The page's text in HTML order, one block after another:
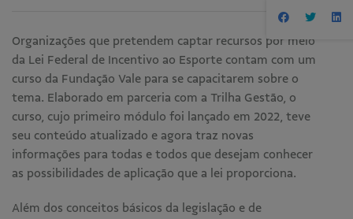
Organizações que pretendem captar recursos por meio
da Lei Federal de Incentivo ao Esporte contam com um
curso da Fundação Vale para se capacitarem sobre o
tema. Elaborado em parceria com a Trilha Gestão, o
curso, cujo primeiro módulo foi lançado em 2022, teve
seu conteúdo atualizado e agora traz novas
informações para todas e todos que desejam conhecer
as possibilidades de aplicação que a lei proporciona.
Além dos conceitos básicos da legislação e de